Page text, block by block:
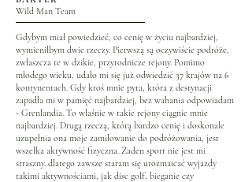
Wild Man Team
Gdybym miał powiedzieć, co cenię w życiu najbardziej,
wymieniłbym dwie rzeczy. Pierwszą są oczywiście podróże,
zwłaszcza te w dzikie, przyrodnicze rejony. Pomimo
młodego wieku, udało mi się już odwiedzić 37 krajów na 6
kontynentach. Gdy ktoś mnie pyta, która z destynacji
zapadła mi w pamięć najbardziej, bez wahania odpowiadam
- Grenlandia. To właśnie w takie rejony ciągnie mnie
najbardziej. Drugą rzeczą, którą bardzo cenię i doskonale
uzupełnia ona moje zamiłowanie do podróżowania, jest
wszelka aktywność fizyczna. Żaden sport nie jest mi
straszny. dlatego zawsze staram się urozmaicać wyjazdy
takimi aktywnościami, jak disc golf, bieganie czy